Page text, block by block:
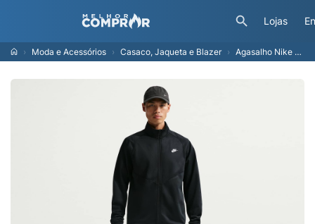
Lojas
Moda e Acessórios Casaco, Jaqueta e Blazer Agasalho Nike Sportswear Masculino